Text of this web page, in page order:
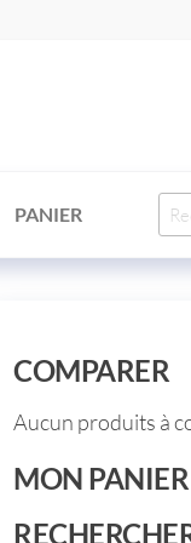
PANIER
COMPARER
Aucun produits à
MON PANIER